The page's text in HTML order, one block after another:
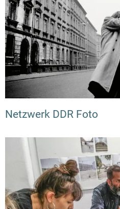
Netzwerk DDR Foto